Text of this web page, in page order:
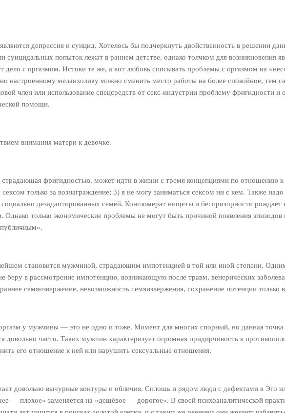
депрессия и суицид. Хотелось бы подчеркнуть двойственность в решении
суицидальных попыток лежат в раннем детстве, однако толчком для возникновения
дело с оргазмом. Истоки те же, а вот любовь списывать проблемы с оргазмом на
настроенному меланхолику можно сменить место работы на более спокойное, тем
член или использование спецсредств от секс-индустрии проблему фригидности
помощи.
внимания матери к девочке.
фригидностью, может идти в жизни с тремя концепциями по отношению
только за вознаграждение; 3) я не могу заниматься сексом ни с кем. Также
дезадаптированных семей. Конгломерат нищеты и беспризорности
только экономические проблемы не могут быть причиной появления
становится мужчиной, страдающим импотенцией в той или иной степени.
беру в рассмотрение импотенцию, возникающую после травм, венерических
семяизвержение, невозможность семяизвержения, сохранение потенции только
у мужчины — это не одно и тоже. Момент для многих спорный, но данная точка
довольно часто. Таких мужчин характеризует огромная придирчивость к
его отношение к ней или нарушить сексуальные отношения.
довольно вычурные контуры и обличия. Сплошь и рядом люди с дефектами в Эго
— плохое» заменяется на «дешёвое — дорогое». В своей психоаналитической